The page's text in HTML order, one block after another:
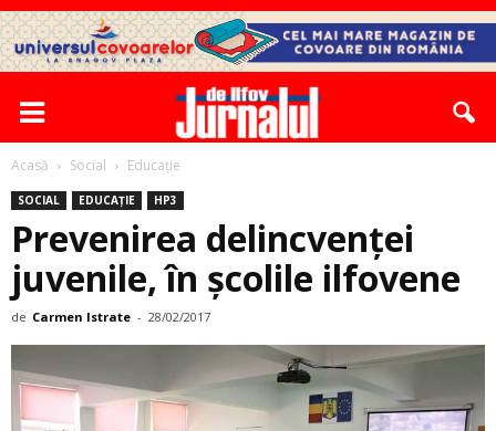
Acasă Social Educație
SOCIAL EDUCAȚIE HP3
Prevenirea delincvenţei
juvenile, în şcolile ilfovene
de Carmen Istrate - 28/02/2017